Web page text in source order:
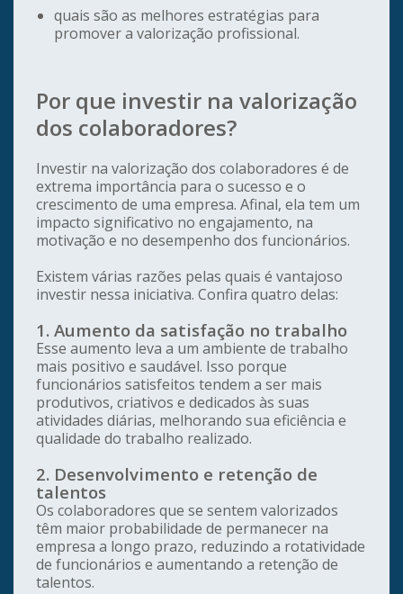
quais são as melhores estratégias para
promover a valorização profissional.
Por que investir na valorização
dos colaboradores?
Investir na valorização dos colaboradores é de
extrema importância para o sucesso e o
crescimento de uma empresa. Afinal, ela tem um
impacto significativo no engajamento, na
motivação e no desempenho dos funcionários.
Existem várias razões pelas quais é vantajoso
investir nessa iniciativa. Confira quatro delas:
1. Aumento da satisfação no trabalho
Esse aumento leva a um ambiente de trabalho
mais positivo e saudável. Isso porque
funcionários satisfeitos tendem a ser mais
produtivos, criativos e dedicados às suas
atividades diárias, melhorando sua eficiência e
qualidade do trabalho realizado.
2. Desenvolvimento e retenção de
talentos
Os colaboradores que se sentem valorizados
têm maior probabilidade de permanecer na
empresa a longo prazo, reduzindo a rotatividade
de funcionários e aumentando a retenção de
talentos.